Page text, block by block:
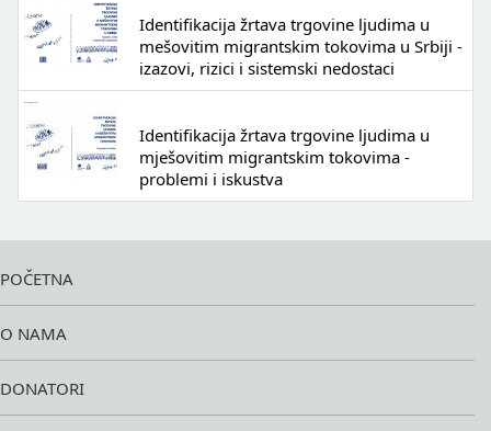
Identifikacija žrtava trgovine ljudima u
mešovitim migrantskim tokovima u Srbiji -
izazovi, rizici i sistemski nedostaci
Identifikacija žrtava trgovine ljudima u
mješovitim migrantskim tokovima -
problemi i iskustva
POČETNA
O NAMA
DONATORI